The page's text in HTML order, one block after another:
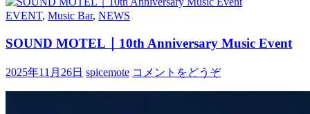
EVENT, Music Bar, NEWS
SOUND MOTEL｜10th Anniversary Music Event
2025年11月26日 spicemote コメントをどうぞ